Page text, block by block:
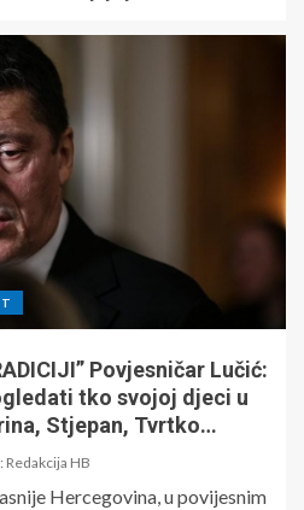
Povjesničar Lučić:
tko svojoj djeci u
Stjepan, Tvrtko…
Redakcija HB
Hercegovina, u povijesnim